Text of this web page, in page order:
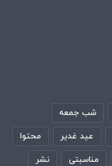
شب جمعه
عید غدیر محتوا
مناسبتی نشر